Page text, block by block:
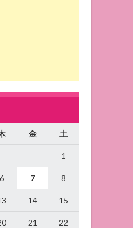
金 土
1
6 7 8
14 15
21 22